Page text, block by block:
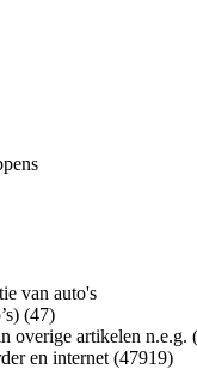
van auto's
(47)
overige artikelen n.e.g.
en internet (47919)